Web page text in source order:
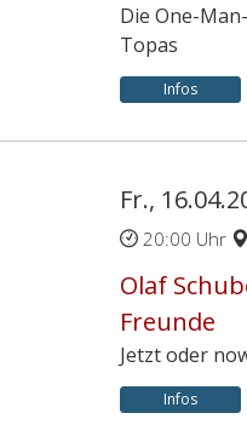
Die One-
Topas
Infos
Fr.,
20:00 Uhr
Olaf
Freunde
Jetzt oder
Infos